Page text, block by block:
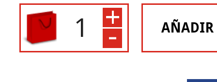
AÑADIR
+
-